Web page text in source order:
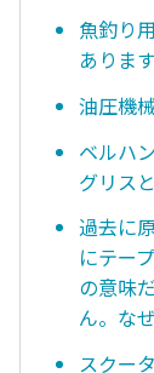
魚釣り
ありま
油圧機
ベルハ
グリス
過去に
にテー
の意味
ん。な
スクー